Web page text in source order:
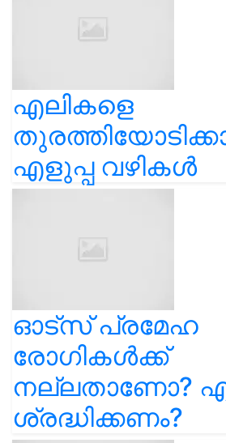
എലികളെ
എളുപ്പ വഴികൾ
ഓട്സ് പ്രമേഹ
രോഗികൾക്ക്
നല്ലതാണോ?
ശ്രദ്ധിക്കണം?